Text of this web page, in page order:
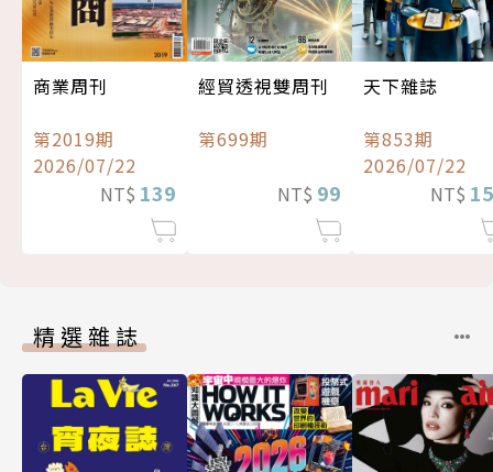
商業周刊
第2019期
2026/07/22
NT$ 139
經貿透視雙周刊
第699期
NT$ 99
天下雜誌
第853期
2026/07/22
NT$
精選雜誌